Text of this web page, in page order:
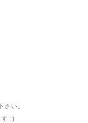
さい。
す :)